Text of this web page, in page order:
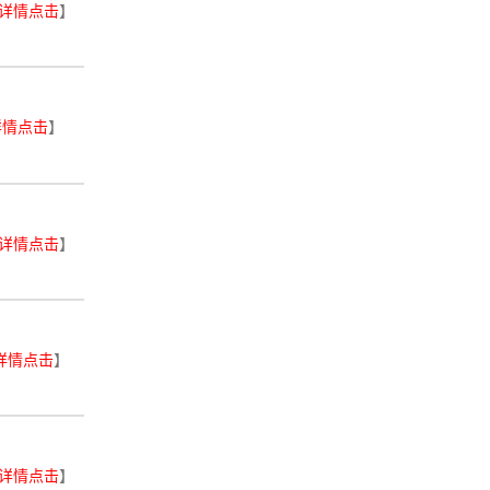
情点击】
点击】
情点击】
情点击】
情点击】